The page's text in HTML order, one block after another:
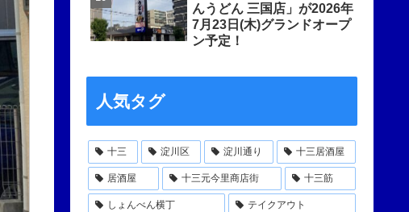
んうどん 三国店」が2026年
7月23日(木)グランドオープ
ン予定！
人気タグ
十三 淀川区 淀川通り 十三居酒屋
居酒屋 十三元今里商店街 十三筋
しょんべん横丁 テイクアウト